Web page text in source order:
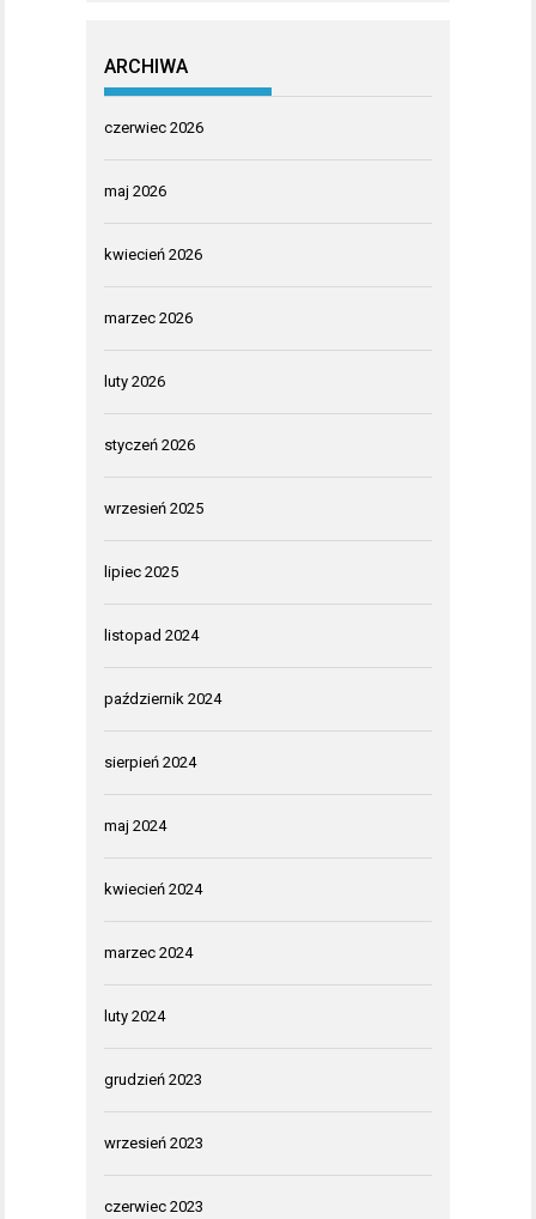
ARCHIWA
czerwiec 2026
maj 2026
kwiecień 2026
marzec 2026
luty 2026
styczeń 2026
wrzesień 2025
lipiec 2025
listopad 2024
październik 2024
sierpień 2024
maj 2024
kwiecień 2024
marzec 2024
luty 2024
grudzień 2023
wrzesień 2023
czerwiec 2023